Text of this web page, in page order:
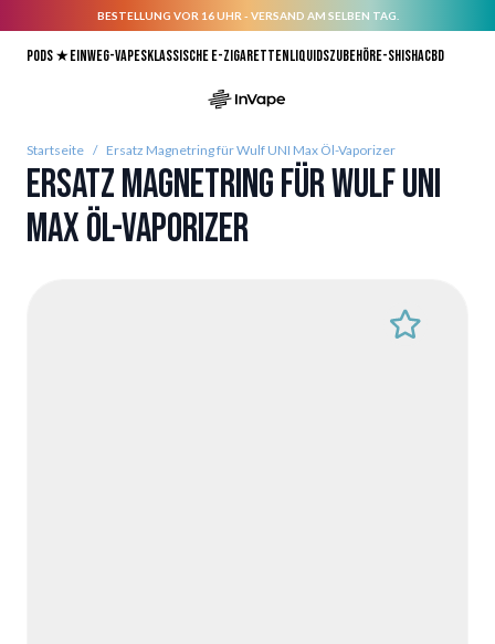
BESTELLUNG VOR 16 UHR - VERSAND AM SELBEN TAG.
Pods ★Einweg-VapesKlassische E-ZigarettenLiquidsZubehörE-ShishaCBD
Startseite / Ersatz Magnetring für Wulf UNI Max Öl-Vaporizer
Ersatz Magnetring für Wulf UNI
Max Öl-Vaporizer